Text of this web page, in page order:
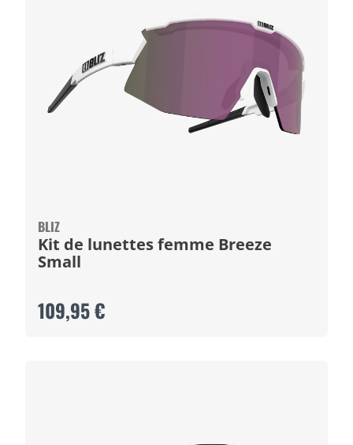
BLIZ
Kit de lunettes femme Breeze
Small
109,95 €